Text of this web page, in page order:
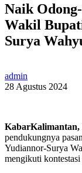
Naik
Wakil
Surya
admin
28 Agustus 2024
pendukungnya
Yudiannor-Surya
mengikuti